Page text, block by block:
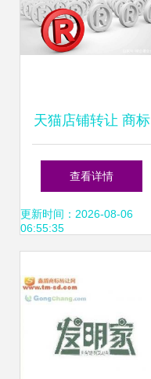
天猫店铺转让 商标
（R标与TM标）细
节决定交易成败
查看详情
更新时间：2026-08-06
06:55:35